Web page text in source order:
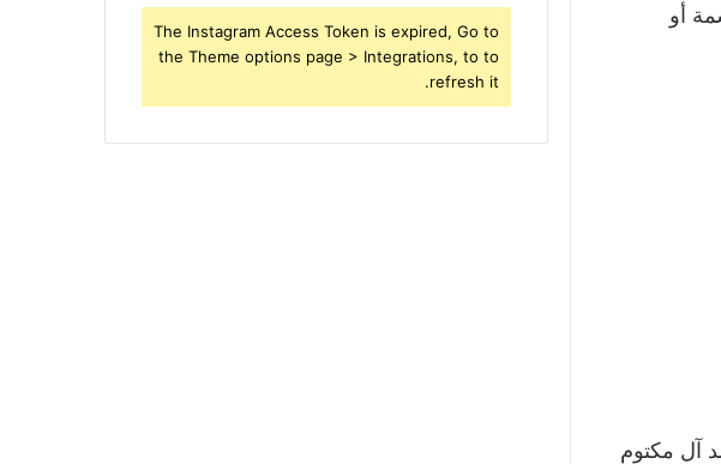
أو
آل مكتوم
The Instagram Access Token is expired, Go to
the Theme options page > Integrations, to to
refresh it.